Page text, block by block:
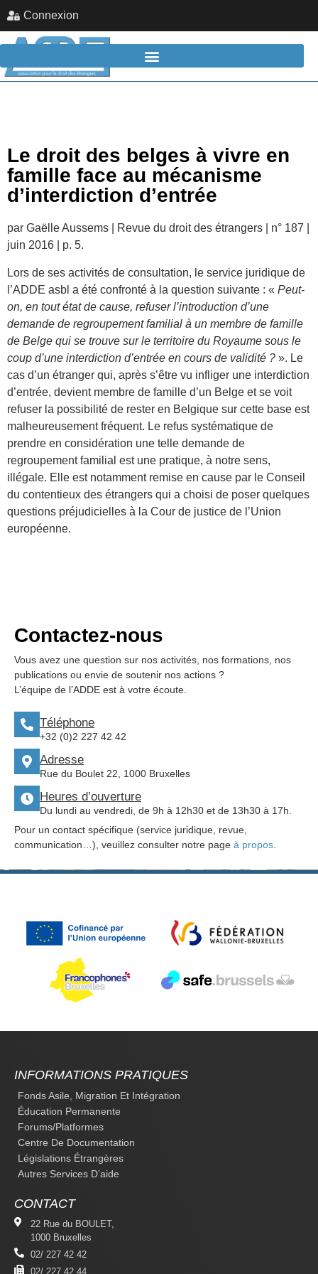
Connexion
Le droit des belges à vivre en
famille face au mécanisme
d’interdiction d’entrée
par Gaëlle Aussems | Revue du droit des étrangers | n° 187 |
juin 2016 | p. 5.
Lors de ses activités de consultation, le service juridique de
l’ADDE asbl a été confronté à la question suivante : « Peut-
on, en tout état de cause, refuser l’introduction d’une
demande de regroupement familial à un membre de famille
de Belge qui se trouve sur le territoire du Royaume sous le
coup d’une interdiction d’entrée en cours de validité ? ». Le
cas d’un étranger qui, après s’être vu infliger une interdiction
d’entrée, devient membre de famille d’un Belge et se voit
refuser la possibilité de rester en Belgique sur cette base est
malheureusement fréquent. Le refus systématique de
prendre en considération une telle demande de
regroupement familial est une pratique, à notre sens,
illégale. Elle est notamment remise en cause par le Conseil
du contentieux des étrangers qui a choisi de poser quelques
questions préjudicielles à la Cour de justice de l’Union
européenne.
Contactez-nous
Vous avez une question sur nos activités, nos formations, nos
publications ou envie de soutenir nos actions ?
L’équipe de l’ADDE est à votre écoute.
Téléphone
+32 (0)2 227 42 42
Adresse
Rue du Boulet 22, 1000 Bruxelles
Heures d’ouverture
Du lundi au vendredi, de 9h à 12h30 et de 13h30 à 17h.
Pour un contact spécifique (service juridique, revue,
communication…), veuillez consulter notre page à propos
INFORMATIONS PRATIQUES
Fonds Asile, Migration Et Intégration
Éducation Permanente
Forums/platformes
Centre De Documentation
Législations Étrangères
Autres Services D’aide
CONTACT
22 Rue du BOULET,
1000 Bruxelles
02/ 227 42 42
02/ 227 42 44